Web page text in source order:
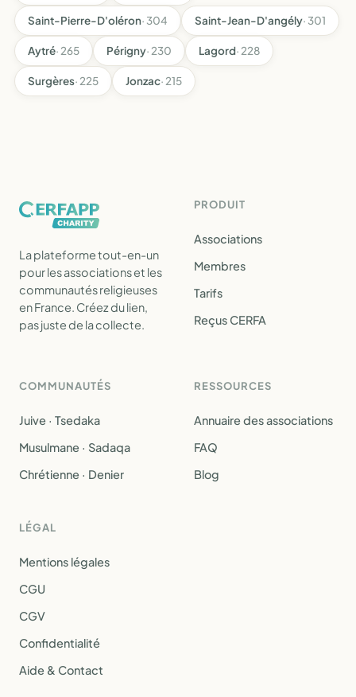
Saint-Pierre-D'oléron· 304 Saint-Jean-D'angély· 301
Aytré· 265 Périgny· 230 Lagord· 228
Surgères· 225 Jonzac· 215
La plateforme tout-en-un
pour les associations et les
communautés religieuses
en France. Créez du lien,
pas juste de la collecte.
PRODUIT
Associations
Membres
Tarifs
Reçus CERFA
COMMUNAUTÉS
Juive · Tsedaka
Musulmane · Sadaqa
Chrétienne · Denier
RESSOURCES
Annuaire des associations
FAQ
Blog
LÉGAL
Mentions légales
CGU
CGV
Confidentialité
Aide & Contact